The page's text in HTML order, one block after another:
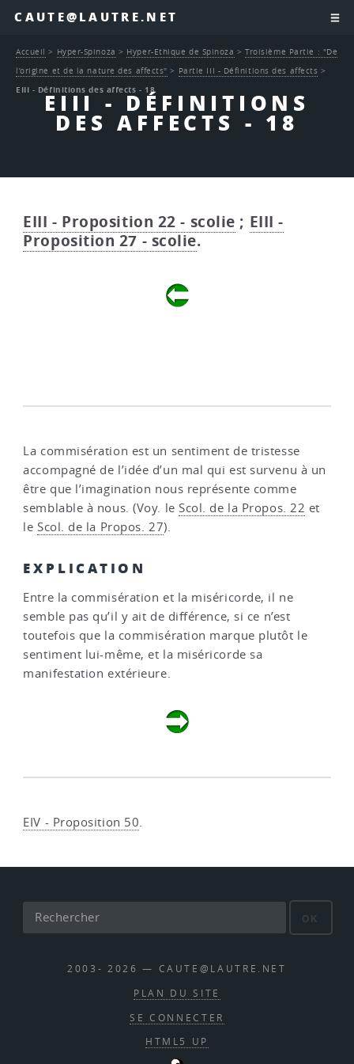
CAUTE@LAUTRE.NET
EIII - DÉFINITIONS
DES AFFECTS - 18
Accueil > Hyper-Spinoza > Hyper-Ethique de Spinoza >Troisième Partie : "De
l’origine et de la nature des affects" > Partie III - Définitions des affects >
EIII - Définitions des affects - 18
EIII - Proposition 22 - scolie ; EIII -
Proposition 27 - scolie.
La commisération est un sentiment de tristesse
accompagné de l’idée d’un mal qui est survenu à un
être que l’imagination nous représente comme
semblable à nous. (Voy. le Scol. de la Propos. 22 et
le Scol. de la Propos. 27).
EXPLICATION
Entre la commisération et la miséricorde, il ne
semble pas qu’il y ait de différence, si ce n’est
toutefois que la commisération marque plutôt le
sentiment lui-même, et la miséricorde sa
manifestation extérieure.
EIV - Proposition 50
OK
2003- 2026 — CAUTE@LAUTRE.NET
PLAN DU SITE
SE CONNECTER
HTML5 UP